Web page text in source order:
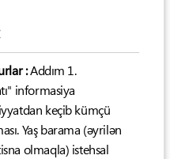
:Addım 1.
informasiya
keçib kümçü
Yaş barama (əyrilən
olmaqla) istehsal